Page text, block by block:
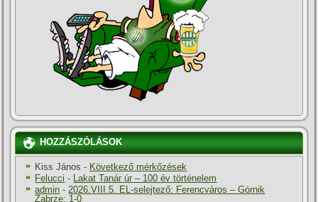
HOZZÁSZÓLÁSOK
Kiss János - Következő mérkőzések
Felucci - Lakat Tanár úr – 100 év történelem
admin -2026.VIII.5. EL-selejtező: Ferencváros – Górnik
Zabrze: 1-0